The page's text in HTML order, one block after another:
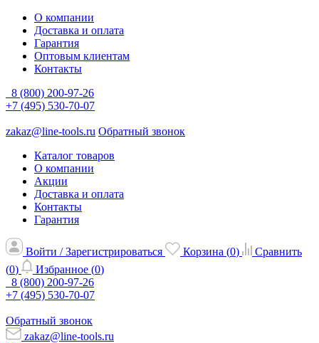
О компании
Доставка и оплата
Гарантия
Оптовым клиентам
Контакты
8 (800) 200-97-26
+7 (495) 530-70-07
zakaz@line-tools.ru Обратный звонок
Каталог товаров
О компании
Акции
Доставка и оплата
Контакты
Гарантия
Войти / Зарегистрироваться Корзина (0)
Сравнить
(0) Избранное (0)
8 (800) 200-97-26
+7 (495) 530-70-07
Обратный звонок
zakaz@line-tools.ru